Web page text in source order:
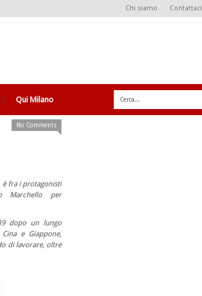
Chi siamo Contattaci
Qui Milano
No Comments
è fra i protagonisti
Marchello per
dopo un lungo
e Giappone,
di lavorare, oltre